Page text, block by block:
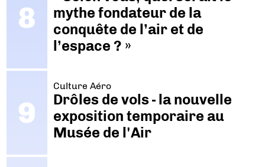
mythe fondateur de la
conquête de l’air et de
l’espace ? »
Culture Aéro
Drôles de vols - la nouvelle
exposition temporaire au
Musée de l'Air